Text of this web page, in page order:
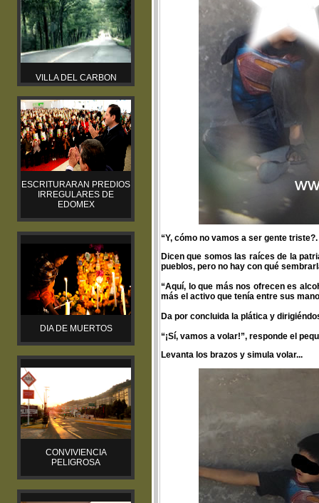
VILLA DEL CARBON
ESCRITURARAN PREDIOS
IRREGULARES DE
EDOMEX
DIA DE MUERTOS
CONVIVIENCIA
PELIGROSA
“Y, cómo no vamos a ser gente triste?.
Dicen que somos las raíces de la
pueblos, pero no hay con qué
“Aquí, lo que más nos ofrecen es
más el activo que tenía entre sus
Da por concluida la plática y
“¡Sí, vamos a volar!”, responde el
Levanta los brazos y simula volar...